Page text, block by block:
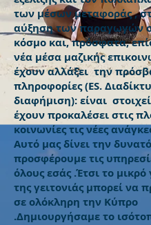
των μέσων μεταφοράς ,
αύξηση των παραγωγών
κόσμο και, πρόσφατα,
νέα μέσα μαζικής
έχουν αλλάξει την
πληροφορίες (ES.
διαφήμιση): είναι
έχουν προκαλέσει στις
κοινωνίες τις νέες
Αυτό μας δίνει την
προσφέρουμε τις
όλους εσάς .Έτσι το
της γειτονιάς μπορεί να
σε ολόκληρη την Κύπρο
.Δημιουργήσαμε το